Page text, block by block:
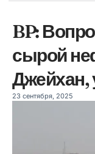
BP:
сырой
Джейхан,
23 сентября, 2025